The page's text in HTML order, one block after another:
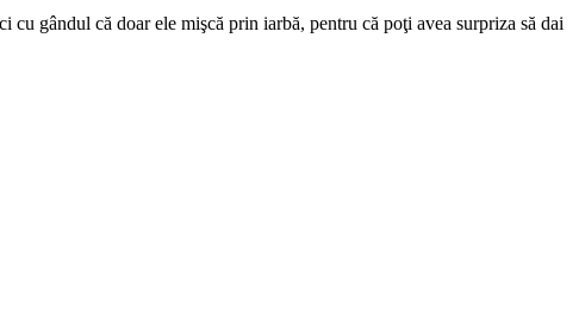
gândul că doar ele mişcă prin iarbă, pentru că poţi avea surpriza să dai